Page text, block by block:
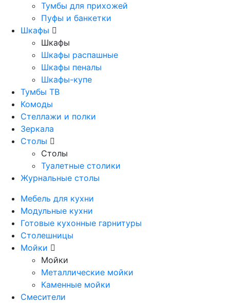
Тумбы для прихожей
Пуфы и банкетки
Шкафы
Шкафы
Шкафы распашные
Шкафы пеналы
Шкафы-купе
Тумбы ТВ
Комоды
Стеллажи и полки
Зеркала
Столы
Столы
Туалетные столики
Журнальные столы
Мебель для кухни
Модульные кухни
Готовые кухонные гарнитуры
Столешницы
Мойки
Мойки
Металлические мойки
Каменные мойки
Смесители